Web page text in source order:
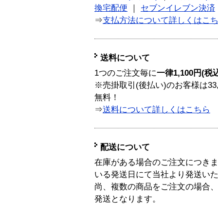
換宅配便
セブンイレブン決済
⇒支払方法について詳しくはこ
送料について
1つのご注文毎に一律1,100円(税
※売掛取引(後払い)のお客様は
無料！
⇒送料について詳しくはこちら
配送について
在庫がある場合のご注文につき
いる発送日にて当社より発送い
尚、複数の商品をご注文の場合
発送となります。